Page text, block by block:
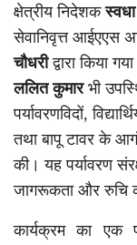
क्षेत्रीय निदेशक
सेवानिवृत्त आईएएस
चौधरीद्वारा किया
ललित कुमार भी
पर्यावरणविदों,
तथा बापू टावर के
की। यह पर्यावरण
जागरूकता और रुचि
कार्यक्रम का